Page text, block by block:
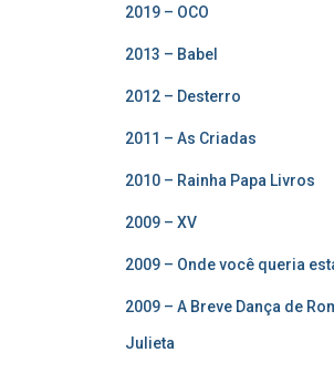
2019 – OCO
2013 – Babel
2012 – Desterro
2011 – As Criadas
2010 – Rainha Papa Livros
2009 – XV
2009 – Onde você queria
2009 – A Breve Dança de
Julieta